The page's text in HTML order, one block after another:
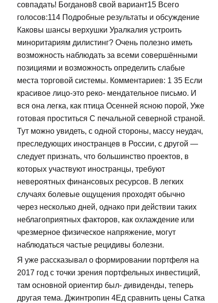
совпадать! Богданов8 свой вариант15 Всего
голосов:114 Подробные результаты и обсуждение
Каковы шансы верхушки Уралкалия устроить
миноритариям дилистинг? Очень полезно иметь
возможность наблюдать за всеми совершёнными
позициями и возможность определить слабые
места торговой системы. Комментариев: 1 35 Если
красивое лицо-это реко- мендательное письмо. И
вся она легка, как птица Осенней ясною порой, Уже
готовая проститься С печальной северной страной.
Тут можно увидеть, с одной стороны, массу неудач,
преследующих иностранцев в России, с другой —
следует признать, что большинство проектов, в
которых участвуют иностранцы, требуют
невероятных финансовых ресурсов. В легких
случаях болевые ощущения проходят обычно
через несколько дней, однако при действии таких
неблагоприятных факторов, как охлаждение или
чрезмерное физическое напряжение, могут
наблюдаться частые рецидивы болезни.
Я уже рассказывал о формировании портфеля на
2017 год с точки зрения портфельных инвестиций,
там основной ориентир был- дивиденды, теперь
другая тема. Джинтропин 4Ед сравнить цены Сатка